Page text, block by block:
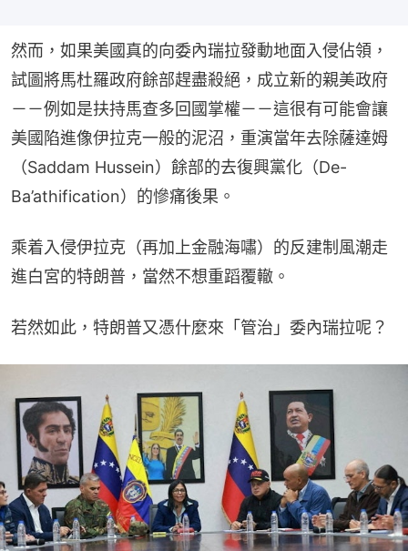
然而，如果美國真的向委內瑞拉發動地面入侵佔領，
試圖將馬杜羅政府餘部趕盡殺絕，成立新的親美政府
－－例如是扶持馬查多回國掌權－－這很有可能會讓
美國陷進像伊拉克一般的泥沼，重演當年去除薩達姆
（Saddam Hussein）餘部的去復興黨化（De-
Ba’athification）的慘痛後果。
乘着入侵伊拉克（再加上金融海嘯）的反建制風潮走
進白宮的特朗普，當然不想重蹈覆轍。
若然如此，特朗普又憑什麼來「管治」委內瑞拉呢？